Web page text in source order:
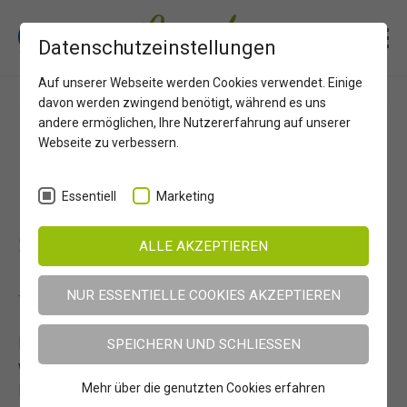
Erlebnisregion Osttirol
Proßeggklamm Matrei
Proßeggklamm Matrei
in Osttirol
Spektakuläre Klammwanderung:
Naturerlebnis im Nationalpark Hohe
Tauern.
Die 2024 nach umfangreicher Sanierung
wiedereröffneteProßeggklammist ein echtes
Highlight für Wanderer. Auf einer
Datenschutzeinstellungen
Auf unserer Webseite werden Cookies verwendet. Einige
davon werden zwingend benötigt, während es uns
andere ermöglichen, Ihre Nutzererfahrung auf unserer
Webseite zu verbessern.
Essentiell Marketing
ALLE AKZEPTIEREN
NUR ESSENTIELLE COOKIES AKZEPTIEREN
SPEICHERN UND SCHLIESSEN
Mehr über die genutzten Cookies erfahren